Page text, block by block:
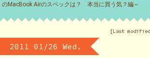
のMacBook Airのスペックは？ 本当に買う気？編～
[Last
2011 01/26 Wed.